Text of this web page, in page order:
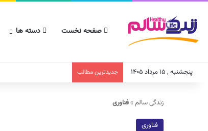
صفحه نخست دسته ها
پنجشنبه , ۱۵ مرداد ۱۴۰۵ جدیدترین مطالب
زندگی سالم »فناوری
فناوری